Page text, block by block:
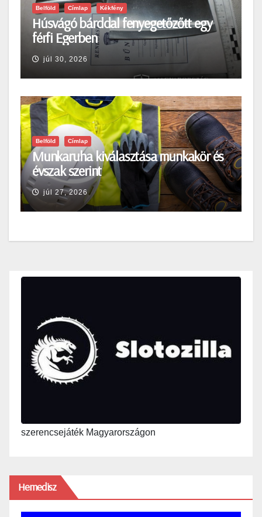
Belföld Címlap Kékfény
Húsvágó bárddal fenyegetőzőtt egy
férfi Egerben
júl 30, 2026
Belföld Címlap
Munkaruha kiválasztása munkakör és
évszak szerint
júl 27, 2026
szerencsejáték Magyarországon
Hemedisz